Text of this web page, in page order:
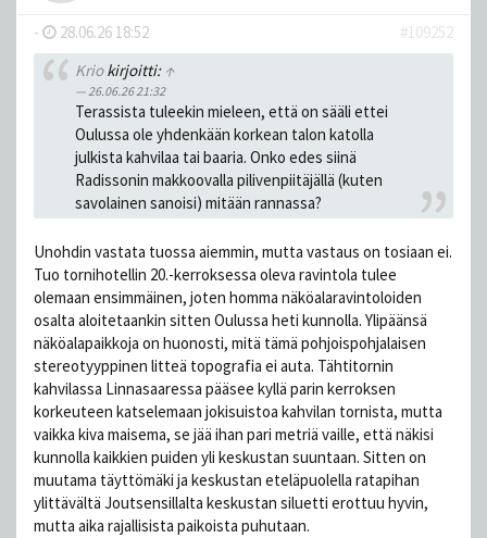
- 28.06.26 18:52
#109252
Kriokirjoitti: ↑
26.06.26 21:32
Terassista tuleekin mieleen, että on sääli ettei
Oulussa ole yhdenkään korkean talon katolla
julkista kahvilaa tai baaria. Onko edes siinä
Radissonin makkoovalla pilivenpiitäjällä (kuten
savolainen sanoisi) mitään rannassa?
Unohdin vastata tuossa aiemmin, mutta vastaus on tosiaan ei.
Tuo tornihotellin 20.-kerroksessa oleva ravintola tulee
olemaan ensimmäinen, joten homma näköalaravintoloiden
osalta aloitetaankin sitten Oulussa heti kunnolla. Ylipäänsä
näköalapaikkoja on huonosti, mitä tämä pohjoispohjalaisen
stereotyyppinen litteä topografia ei auta. Tähtitornin
kahvilassa Linnasaaressa pääsee kyllä parin kerroksen
korkeuteen katselemaan jokisuistoa kahvilan tornista, mutta
vaikka kiva maisema, se jää ihan pari metriä vaille, että näkisi
kunnolla kaikkien puiden yli keskustan suuntaan. Sitten on
muutama täyttömäki ja keskustan eteläpuolella ratapihan
ylittävältä Joutsensillalta keskustan siluetti erottuu hyvin,
mutta aika rajallisista paikoista puhutaan.